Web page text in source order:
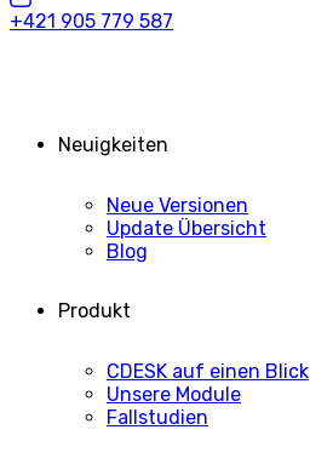
+421 905 779 587
Neuigkeiten
Neue Versionen
Update Übersicht
Blog
Produkt
CDESK auf einen Blick
Unsere Module
Fallstudien